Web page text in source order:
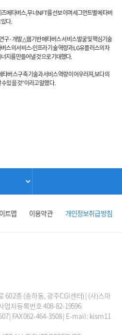
메타버스, 무너NFT를 선보이며 세그먼트별 메타버
다.
·개발 △웹 기반 메타버스 서비스 발굴 및 핵심기술
스의 서비스-인프라 기술 역량과 LG유플러스의 차
지를 만들어낼 것으로 기대했다.
버스 구축 기술과 서비스 역량이 어우러져, 보다 의
있을 것”이라고 말했다.
트맵 이용약관 개인정보취급방침
60 2층 (송하동, 광주CGI센터) | (사)스마
업자등록번호 408-82-19596
| FAX 062-464-3508 | E-mail : kism11